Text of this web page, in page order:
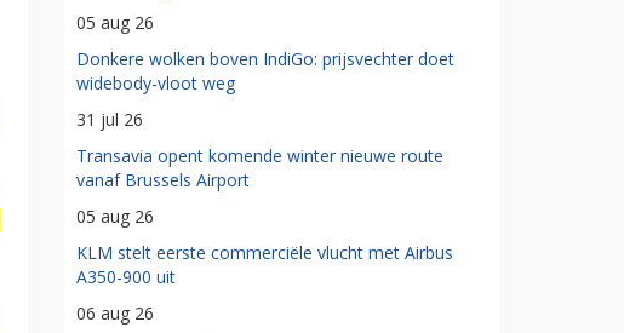
05 aug 26
Donkere wolken boven IndiGo: prijsvechter doet
widebody-vloot weg
31 jul 26
Transavia opent komende winter nieuwe route
vanaf Brussels Airport
05 aug 26
KLM stelt eerste commerciële vlucht met Airbus
A350-900 uit
06 aug 26